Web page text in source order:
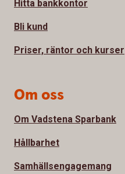
Hitta bankkontor
Bli kund
Priser, räntor och kurser
Om oss
Om Vadstena Sparbank
Hållbarhet
Samhällsengagemang